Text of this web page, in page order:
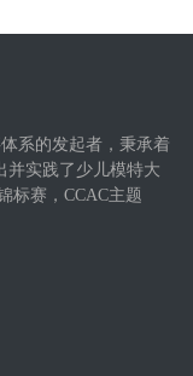
系的发起者，秉承着
并实践了少儿模特大
标赛，CCAC主题